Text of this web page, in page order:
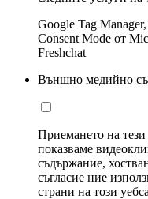
Google Tag
Consent Mode от
Freshchat
Външно медийно
Приемането на
показваме
съдържание,
съгласие ние
страни на този